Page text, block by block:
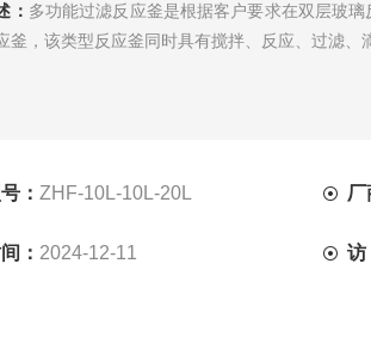
： 多功能过滤反应釜是根据客户要求在双层玻
釜，该类型反应釜同时具有搅拌、反应、过滤、
： ZHF-10L-10L-20L 厂
： 2024-12-11 访